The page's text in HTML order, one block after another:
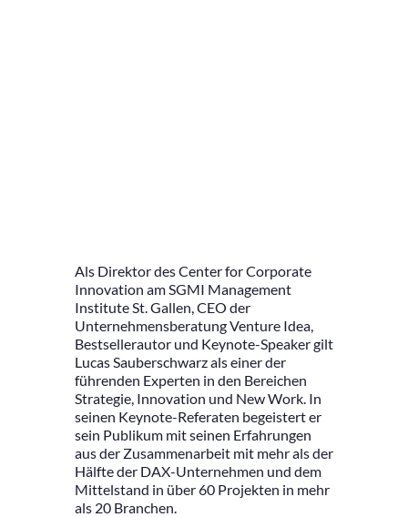
Als Direktor des Center for Corporate
Innovation am SGMI Management
Institute St. Gallen, CEO der
Unternehmensberatung Venture Idea,
Bestsellerautor und Keynote-Speaker gilt
Lucas Sauberschwarz als einer der
führenden Experten in den Bereichen
Strategie, Innovation und New Work. In
seinen Keynote-Referaten begeistert er
sein Publikum mit seinen Erfahrungen
aus der Zusammenarbeit mit mehr als der
Hälfte der DAX-Unternehmen und dem
Mittelstand in über 60 Projekten in mehr
als 20 Branchen.